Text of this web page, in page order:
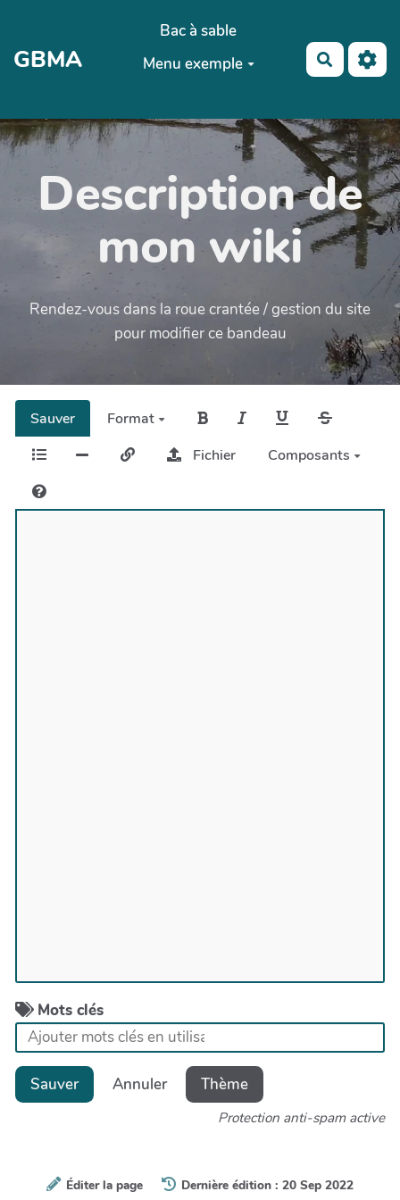
Aller au contenu principal
GBMA
Bac à sable
Menu exemple
Description de
mon wiki
Rendez-vous dans la roue crantée / gestion du site
pour modifier ce bandeau
Sauver
Format
Fichier
Composants
Mots clés
Sauver Annuler Thème
Protection anti-spam active
Éditer la page Dernière édition : 20 Sep 2022